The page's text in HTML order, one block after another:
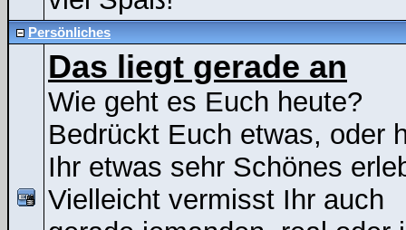
Persönliches
Das liegt gerade an
Wie geht es Euch heute?
Bedrückt Euch etwas, oder
Ihr etwas sehr Schönes
Vielleicht vermisst Ihr auch